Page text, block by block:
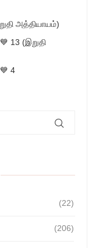
அத்தியாயம்)
13 (இறுதி
4
(22)
(206)